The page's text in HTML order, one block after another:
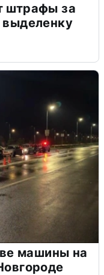
штрафы за
машины на